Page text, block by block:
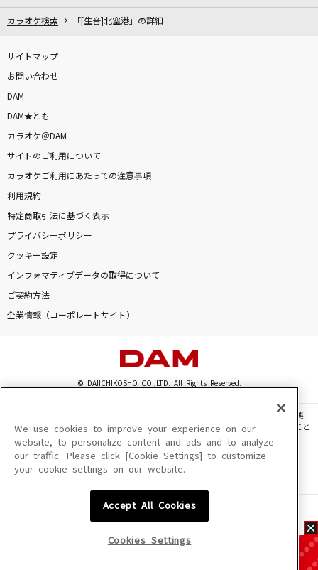
カラオケ検索 「[生音]北空港」の詳細
サイトマップ
お問い合わせ
DAM
DAM★とも
カラオケ＠DAM
サイトのご利用について
カラオケご利用にあたっての注意事項
利用規約
特定商取引法に基づく表示
プライバシーポリシー
クッキー設定
インフォマティブデータの取得について
ご契約方法
企業情報（コーポレートサイト）
© DAIICHIKOSHO CO.,LTD. All Rights Reserved.
このサイトに掲載されている一切の文章・画像・写真・動画・音声等を、手段や形態
を問わず、著作権法の定める範囲を超えて無断で複製、転載、ファイル化などすること
を禁じます。
楽曲及びコンテンツは、機種によりご利用いただけない場合があります。
楽曲及びコンテンツの配信日、配信内容が変更になる場合があります。
We use cookies to improve your experience on our
website, to personalize content and ads and to analyze
our traffic. Please click [Cookie Settings] to customize
your cookie settings on our website.
Accept All Cookies
Cookies Settings